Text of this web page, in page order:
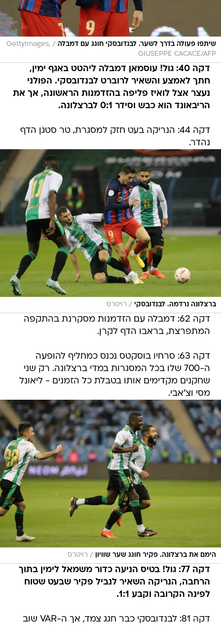
שיתפו פעולה בדרך לשער. לבנדובסקי חוגג עם דמבלה /
GettyImages,
GIUSEPPE CACACE/AFP
דקה 40: גול! עוסמאן דמבלה ליהטט באגף ימין,
חתך לאמצע והשאיר לרוברט לבנדובסקי. הפולני
נעצר אצל לואיז פליפה בהזדמנות הראשונה, אך את
הריבאונד הוא כבש וסידר 0:1 לברצלונה.
דקה 44: הנריקה בעט חזק למסגרת, טר סטגן הדף
נהדר.
ברצלונה נרדמה. לבנדובסקי / רויטרס
דקה 62: דמבלה עם הזדמנות מסקרנת בהתקפה
המתפרצת, בראבו הדף לקרן.
דקה 63: סרחיו בוסקטס נכנס כמחליף להופעה
ה-700 שלו בכל המסגרות במדי ברצלונה. רק שני
שחקנים מקדימים אותו בטבלת כל הזמנים - ליאונל
מסי וצ'אבי.
הימם את ברצלונה. פקיר חוגג שער שוויון / רויטרס
דקה 77: גול! בטיס הניעה כדור משמאל לימין בתוך
הרחבה, הנריקה השאיר לנביל פקיר שבעט שטוח
לפינה הקרובה וקבע 1:1.
דקה 81: לבנדובסקי כבר חגג צמד, אך ה-VAR שוב